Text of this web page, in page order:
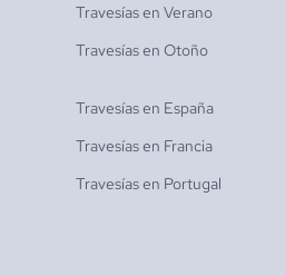
Travesías en Verano
Travesías en Otoño
Travesías en España
Travesías en Francia
Travesías en Portugal